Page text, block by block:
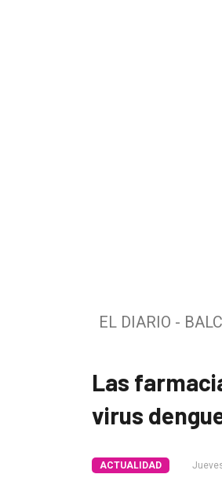
Entrevistas
Fúnebres
EL DIARIO -
Las
virus
ACTUALIDAD